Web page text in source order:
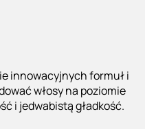
innowacyjnych formuł i
włosy na poziomie
i jedwabistą gładkość.